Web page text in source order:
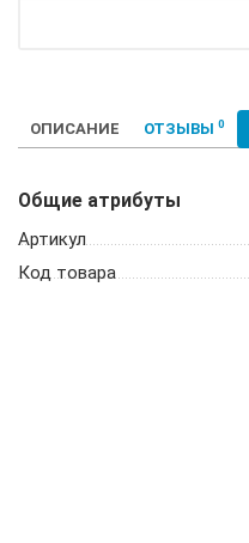
ОПИСАНИЕ ОТЗЫВЫ 0
Общие атрибуты
Артикул
Код товара